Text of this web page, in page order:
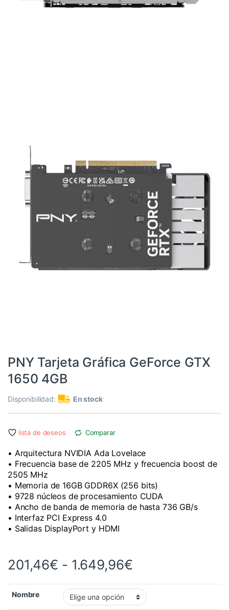
PNY Tarjeta Gráfica GeForce GTX
1650 4GB
Disponibilidad: En stock
lista de deseos Comparar
• Arquitectura NVIDIA Ada Lovelace
• Frecuencia base de 2205 MHz y frecuencia boost de
2505 MHz
• Memoria de 16GB GDDR6X (256 bits)
• 9728 núcleos de procesamiento CUDA
• Ancho de banda de memoria de hasta 736 GB/s
• Interfaz PCI Express 4.0
• Salidas DisplayPort y HDMI
201,46€ - 1.649,96€Rango de
Nombre